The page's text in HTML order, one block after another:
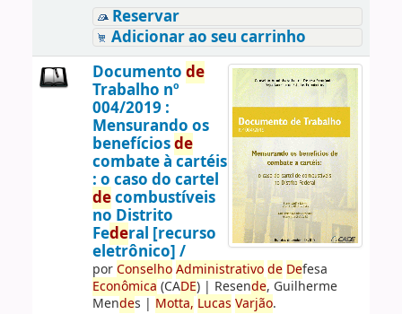
Reservar
Adicionar ao seu carrinho
Documento de
Trabalho nº
004/2019 :
Mensurando os
benefíciosde
combate à cartéis
: o caso do cartel
decombustíveis
no Distrito
Federal [recurso
eletrônico] /
porConselho Administrativo de Defesa
Econômica (CADE)| Resende, Guilherme
Mendes | Motta, Lucas Varjão.